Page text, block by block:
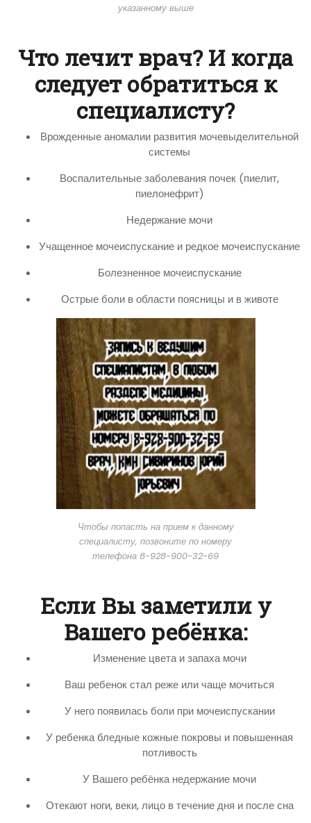
указанному выше
Что лечит врач? И когда
следует обратиться к
специалисту?
Врожденные аномалии развития мочевыделительной
системы
Воспалительные заболевания почек (пиелит,
пиелонефрит)
Недержание мочи
Учащенное мочеиспускание и редкое мочеиспускание
Болезненное мочеиспускание
Острые боли в области поясницы и в животе
Чтобы попасть на прием к данному
специалисту, позвоните по номеру
телефона 8-928-900-32-69
Если Вы заметили у
Вашего ребёнка:
Изменение цвета и запаха мочи
Ваш ребенок стал реже или чаще мочиться
У него появилась боли при мочеиспускании
У ребенка бледные кожные покровы и повышенная
потливость
У Вашего ребёнка недержание мочи
Отекают ноги, веки, лицо в течение дня и после сна